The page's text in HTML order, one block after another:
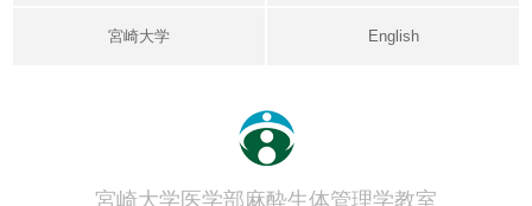
宮崎大学 English
宮崎大学医学部麻酔生体管理学教室